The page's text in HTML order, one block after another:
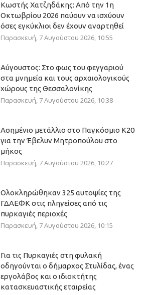
Κωστής Χατζηδάκης: Από την 1η
Οκτωβρίου 2026 παύουν να ισχύουν
όσες εγκύκλιοι δεν έχουν αναρτηθεί
Παρασκευή, 7 Αυγούστου 2026, 10:55
Αύγουστος: Στο φως του φεγγαριού
στα μνημεία και τους αρχαιολογικούς
χώρους της Θεσσαλονίκης
Παρασκευή, 7 Αυγούστου 2026, 10:38
Ασημένιο μετάλλιο στο Παγκόσμιο Κ20
για την Έβελυν Μητροπούλου στο
μήκος
Παρασκευή, 7 Αυγούστου 2026, 10:27
Ολοκληρώθηκαν 325 αυτοψίες της
ΓΔΑΕΦΚ στις πληγείσες από τις
πυρκαγιές περιοχές
Παρασκευή, 7 Αυγούστου 2026, 10:15
Για τις Πυρκαγιές στη φυλακή
οδηγούνται ο δήμαρχος Στυλίδας, ένας
εργολάβος και ο ιδιοκτήτης
κατασκευαστικής εταιρείας